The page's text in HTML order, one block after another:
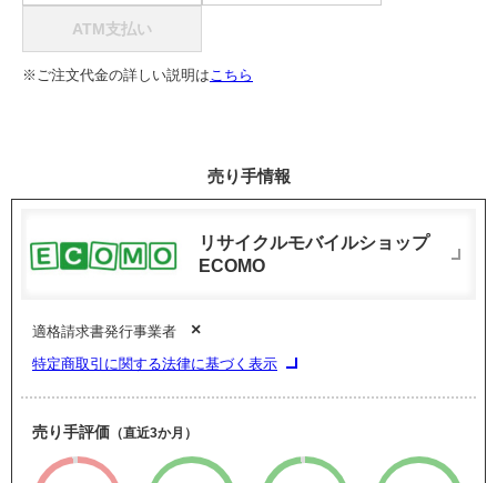
ATM支払い
※ご注文代金の詳しい説明はこちら
売り手情報
リサイクルモバイルショップ
ECOMO
適格請求書発行事業者 ×
特定商取引に関する法律に基づく表示
売り手評価 （直近3か月）